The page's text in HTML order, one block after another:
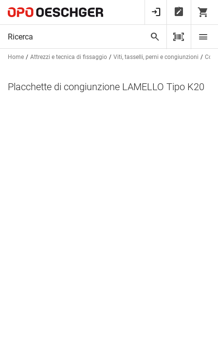
Home Attrezzi e tecnica di fissaggio Viti, tasselli, perni e congiunzioni
Placchette di congiunzione LAMELLO Tipo K20